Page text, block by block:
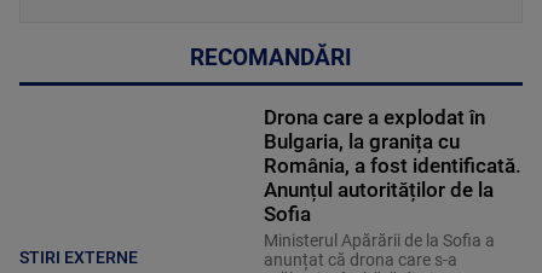
RECOMANDĂRI
STIRI EXTERNE
Drona care a explodat în
Bulgaria, la granița cu
România, a fost identificată.
Anunțul autorităților de la
Sofia
Ministerul Apărării de la Sofia a
anunțat că drona care s-a